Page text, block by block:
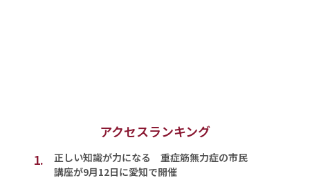
アクセスランキング
1.
正しい知識が力になる 重症筋無力症の市民
講座が9月12日に愛知で開催